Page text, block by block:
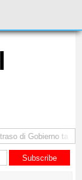
di Gobierno ta
Subscribe